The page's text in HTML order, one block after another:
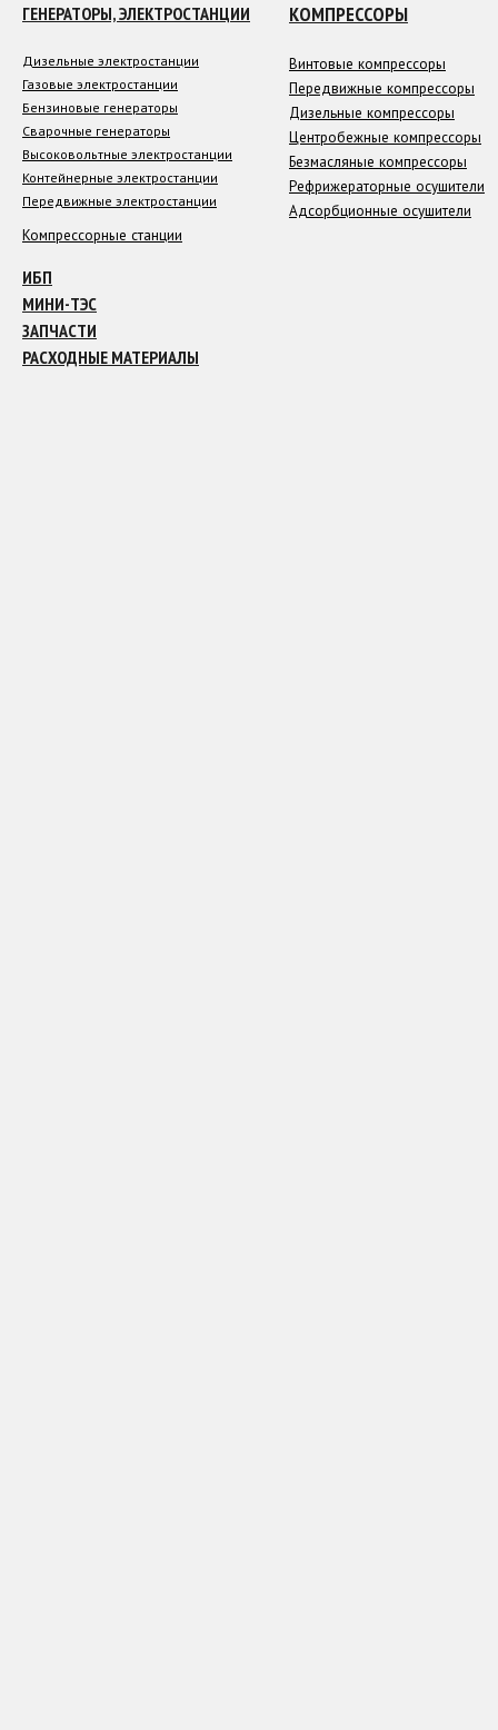
ГЕНЕРАТОРЫ, ЭЛЕКТРОСТАНЦИИ
Дизельные электростанции
Газовые электростанции
Бензиновые генераторы
Сварочные генераторы
Высоковольтные электростанции
Контейнерные электростанции
Передвижные электростанции
КОМПРЕССОРЫ
Винтовые компрессоры
Передвижные компрессоры
Дизельные компрессоры
Центробежные компрессоры
Безмасляные компрессоры
Рефрижераторные осушители
Адсорбционные осушители
Компрессорные станции
ИБП
МИНИ-ТЭС
ЗАПЧАСТИ
РАСХОДНЫЕ МАТЕРИАЛЫ